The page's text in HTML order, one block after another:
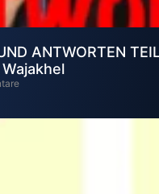
ANTWORTEN